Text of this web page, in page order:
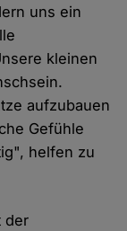
uns ein
kleinen
aufzubauen
Gefühle
helfen zu
der